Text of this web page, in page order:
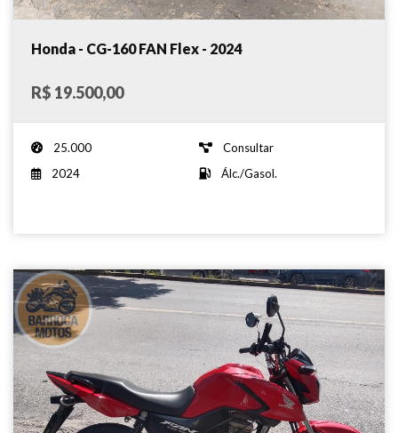
Honda - CG-160 FAN Flex - 2024
R$ 19.500,00
25.000
Consultar
2024
Álc./Gasol.